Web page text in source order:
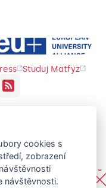
Studuj Matfyz
cookies s
zobrazení
návštěvnosti.